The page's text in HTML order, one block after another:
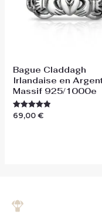
Bague Claddagh
Irlandaise en
Massif 925/1000e
Note
5.00
69,00 €